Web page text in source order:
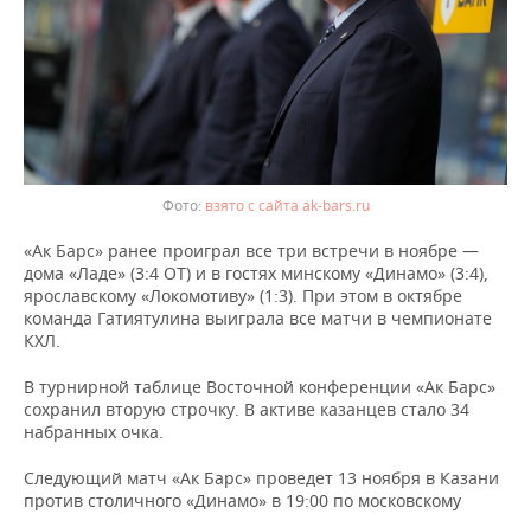
взято с сайта ak-bars.ru
«Ак Барс» ранее проиграл все три встречи в ноябре —
дома «Ладе» (3:4 ОТ) и в гостях минскому «Динамо» (3:4),
ярославскому «Локомотиву» (1:3). При этом в октябре
команда Гатиятулина выиграла все матчи в чемпионате
КХЛ.
В турнирной таблице Восточной конференции «Ак Барс»
сохранил вторую строчку. В активе казанцев стало 34
набранных очка.
Следующий матч «Ак Барс» проведет 13 ноября в Казани
против столичного «Динамо» в 19:00 по московскому